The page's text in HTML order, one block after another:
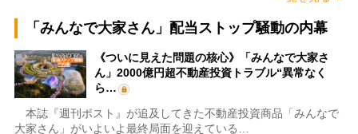
「みんなで大家さん」配当ストップ騒動の内幕
《ついに見えた問題の核心》「みんなで大家さ
ん」2000億円超不動産投資トラブル“異常なく
ら…
本誌『週刊ポスト』が追及してきた不動産投資商品「みんなで
大家さん」がいよいよ最終局面を迎えている…